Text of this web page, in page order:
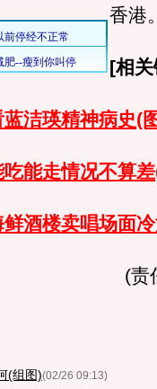
香港
[相
洁瑛精神病史(
能走情况不算
酒楼卖唱场面
(责
(组图)(02/26 09:13)